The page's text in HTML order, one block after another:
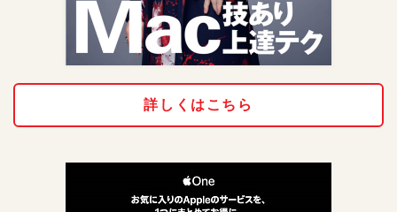
詳しくはこちら